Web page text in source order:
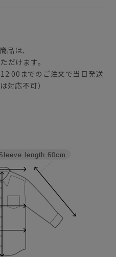
品は、
だけます。
までのご注文で当日発送
対応不可）
length 60cm